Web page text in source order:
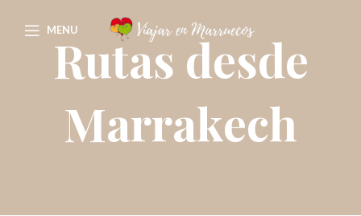
MENU
Rutas desde
Marrakech